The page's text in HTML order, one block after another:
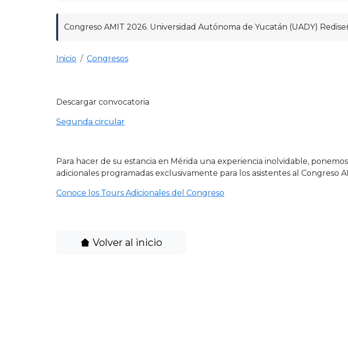
Congreso AMIT 2026. Universidad Autónoma de Yucatán (UADY)
Inicio Congresos
Descargar convocatoria
Segunda circular
Para hacer de su estancia en Mérida una experiencia inolvidable,
adicionales programadas exclusivamente para los asistentes al
Conoce los Tours Adicionales del Congreso
Volver al inicio